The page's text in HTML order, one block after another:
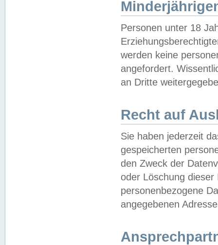
Personen unter 18
werden keine
angefordert.
an Dritte
Recht auf
Sie haben jederzeit
gespeicherten
den Zweck der
oder Löschung
personenbezogene
angegebenen